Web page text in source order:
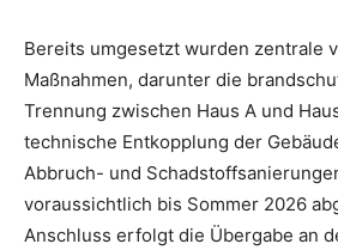
Bereits umgesetzt wurden zentrale
Maßnahmen, darunter die
Trennung zwischen Haus A und
technische Entkopplung der
Abbruch- und
voraussichtlich bis Sommer 2026
Anschluss erfolgt die Übergabe an